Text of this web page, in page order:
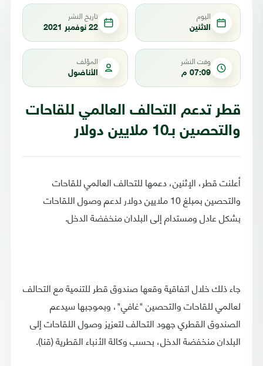
اليوم
الاثنين
تاريخ النشر
22 نوفمبر 2021
وقت النشر
07:09 م
المؤلف
الأناضول
قطر تدعم التحالف العالمي للقاحات
والتحصين بـ10 ملايين دولار
أعلنت قطر، الإثنين، دعمها للتحالف العالمي للقاحات
والتحصين بمبلغ 10 ملايين دولار لدعم وصول اللقاحات
بشكل عادل ومستدام إلى البلدان منخفضة الدخل.
جاء ذلك خلال اتفاقية وقعها صندوق قطر للتنمية مع التحالف
لعالمي للقاحات والتحصين "غافي"، وبموجبها سيدعم
الصندوق القطري جهود التحالف لتعزيز وصول اللقاحات إلى
البلدان منخفضة الدخل، بحسب وكالة الأنباء القطرية (قنا).